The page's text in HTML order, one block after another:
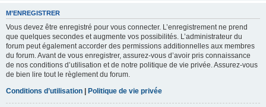
M’ENREGISTRER
Vous devez être enregistré pour vous connecter. L’enregistrement ne prend
que quelques secondes et augmente vos possibilités. L’administrateur du
forum peut également accorder des permissions additionnelles aux membres
du forum. Avant de vous enregistrer, assurez-vous d’avoir pris connaissance
de nos conditions d’utilisation et de notre politique de vie privée. Assurez-vous
de bien lire tout le règlement du forum.
Conditions d’utilisation | Politique de vie privée